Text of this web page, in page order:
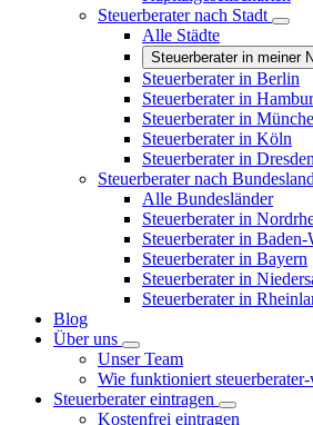
Steuerberater nach Stadt
Alle Städte
Steuerberater in meiner
Steuerberater in Berlin
Steuerberater in
Steuerberater in
Steuerberater in Köln
Steuerberater in Dresden
Steuerberater nach Bundesland
Alle Bundesländer
Steuerberater in
Steuerberater in
Steuerberater in Bayern
Steuerberater in
Steuerberater in
Blog
Über uns
Unser Team
Wie funktioniert
Steuerberater eintragen
Kostenfrei eintragen